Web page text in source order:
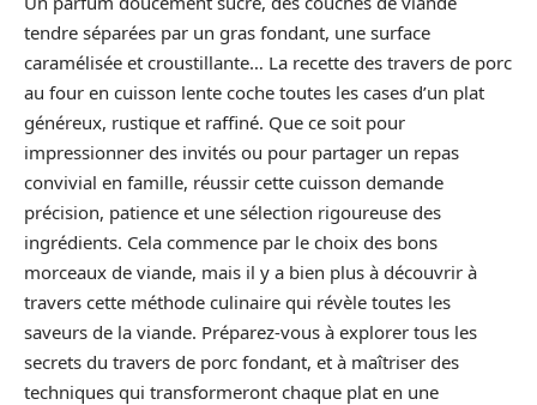
tendre séparées par un gras fondant, une surface
caramélisée et croustillante… La recette des travers de porc
au four en cuisson lente coche toutes les cases d’un plat
généreux, rustique et raffiné. Que ce soit pour
impressionner des invités ou pour partager un repas
convivial en famille, réussir cette cuisson demande
précision, patience et une sélection rigoureuse des
ingrédients. Cela commence par le choix des bons
morceaux de viande, mais il y a bien plus à découvrir à
travers cette méthode culinaire qui révèle toutes les
saveurs de la viande. Préparez-vous à explorer tous les
secrets du travers de porc fondant, et à maîtriser des
techniques qui transformeront chaque plat en une